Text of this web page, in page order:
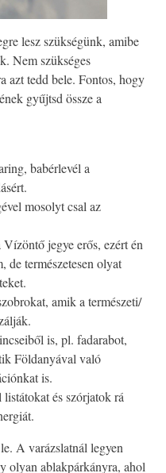
lesz szükségünk, amibe
Nem szükséges
azt tedd bele. Fontos, hogy
gyűjtsd össze a
babérlevél a
mosolyt csal az
jegye erős, ezért én
de természetesen olyat
amik a természeti/
is, pl. fadarabot,
Földanyával való
is.
és szórjatok rá
A varázslatnál legyen
olyan ablakpárkányra, ahol